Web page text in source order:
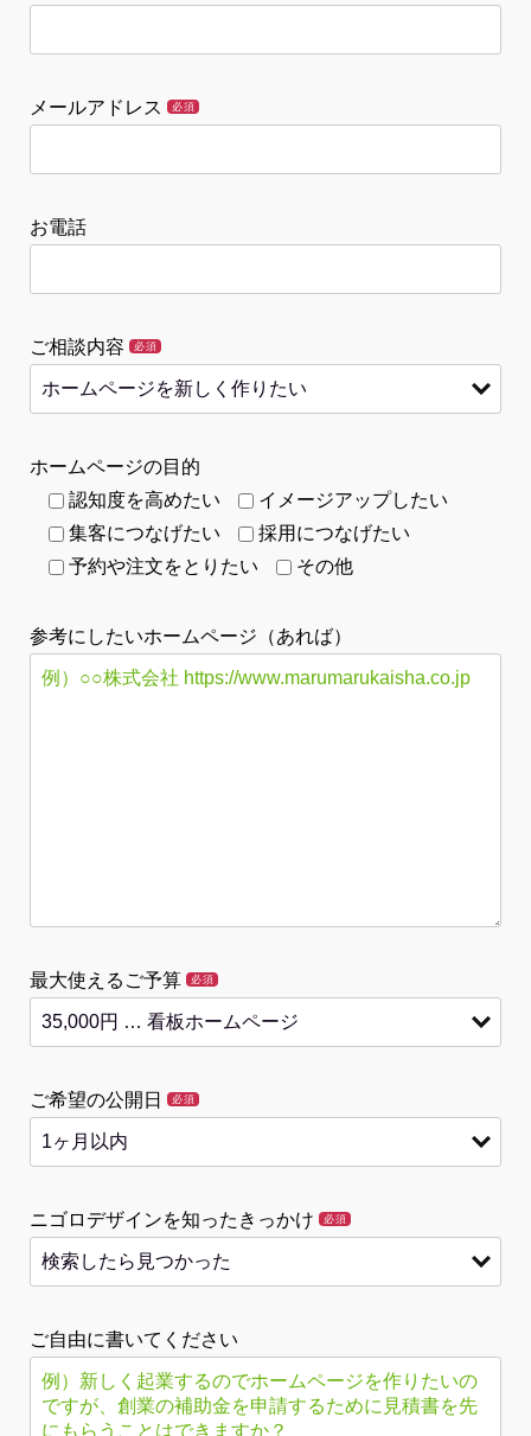
メールアドレス 必須
お電話
ご相談内容 必須
ホームページの目的
認知度を高めたい
イメージアップしたい
集客につなげたい
採用につなげたい
予約や注文をとりたい
その他
参考にしたいホームページ（あれば）
最大使えるご予算 必須
ご希望の公開日 必須
ニゴロデザインを知ったきっかけ 必須
ご自由に書いてください